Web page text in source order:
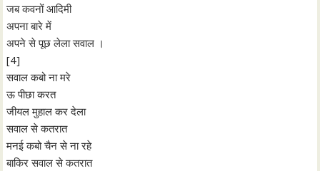
जब कवनों आदिमी
अपना बारे में
अपने से पूछ लेला सवाल ।
[4]
सवाल कबो ना मरे
ऊ पीछा करत
जीयल मुहाल कर देला
सवाल से कतरात
मनई कबो चैन से ना रहे
बाकिर सवाल से कतरात